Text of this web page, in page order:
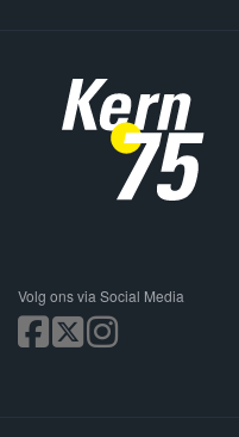
Volg ons via Social Media